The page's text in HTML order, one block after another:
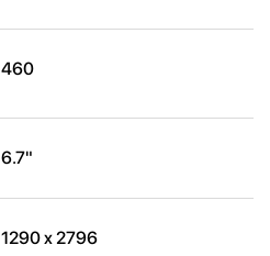
460
6.7"
1290 x 2796